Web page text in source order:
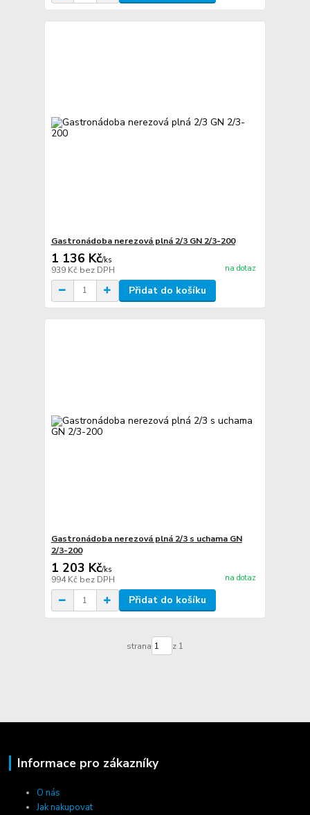
Gastronádoba nerezová plná 2/3 GN 2/3-200
1 136 Kč/ks
939 Kč bez DPH na dotaz
Přidat do košíku
Gastronádoba nerezová plná 2/3 s uchama GN
2/3-200
1 203 Kč/ks
994 Kč bez DPH na dotaz
Přidat do košíku
strana z 1
Informace pro zákazníky
O nás
Jak nakupovat